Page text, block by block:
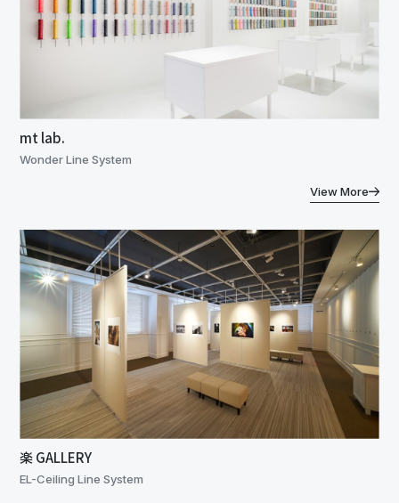
mt lab.
Wonder Line System
View More
楽 GALLERY
EL-Ceiling Line System